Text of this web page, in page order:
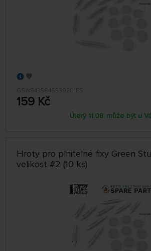
GSW8435646539201ES
159 Kč
Úterý 11.08. může být u
Hroty pro plnitelné fixy Green
velikost #2 (10 ks)